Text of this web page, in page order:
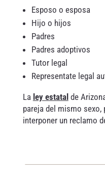
Esposo o esposa
Hijo o hijos
Padres
Padres adoptivos
Tutor legal
Representate legal
La ley estatal de
pareja del mismo sexo,
interponer un reclamo